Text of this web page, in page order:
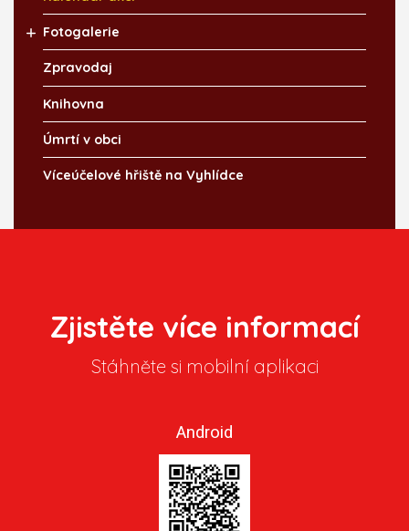
Fotogalerie
Zpravodaj
Knihovna
Úmrtí v obci
Víceúčelové hřiště na Vyhlídce
Zjistěte více informací
Stáhněte si mobilní aplikaci
Android